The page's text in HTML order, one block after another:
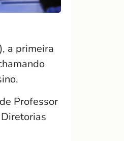
a primeira
Professor